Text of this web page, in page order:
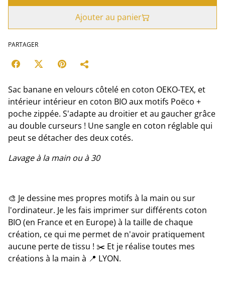
Ajouter au panier
PARTAGER
Sac banane en velours côtelé en coton OEKO-TEX, et
intérieur intérieur en coton BIO aux motifs Poëco +
poche zippée. S'adapte au droitier et au gaucher grâce
au double curseurs ! Une sangle en coton réglable qui
peut se détacher des deux cotés.
Lavage à la main ou à 30
🎨 Je dessine mes propres motifs à la main ou sur
l'ordinateur. Je les fais imprimer sur différents coton
BIO (en France et en Europe) à la taille de chaque
création, ce qui me permet de n'avoir pratiquement
aucune perte de tissu ! ✂️ Et je réalise toutes mes
créations à la main à 📍 LYON.